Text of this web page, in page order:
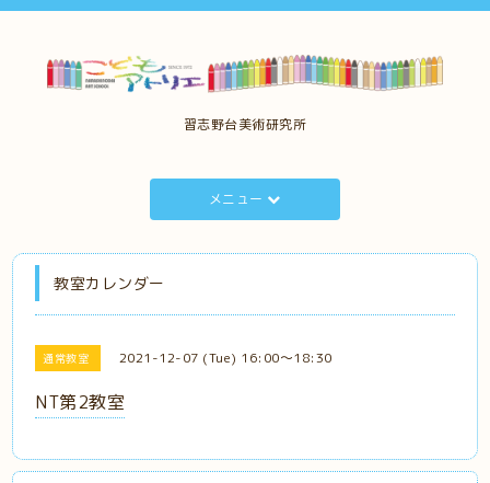
習志野台美術研究所
メニュー
教室カレンダー
通常教室 2021-12-07 (Tue) 16:00～18:30
NT第2教室